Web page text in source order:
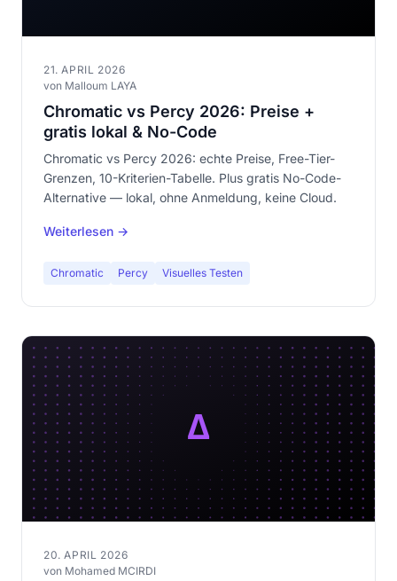
21. APRIL 2026
von Malloum LAYA
Chromatic vs Percy 2026: Preise +
gratis lokal & No-Code
Chromatic vs Percy 2026: echte Preise, Free-Tier-
Grenzen, 10-Kriterien-Tabelle. Plus gratis No-Code-
Alternative — lokal, ohne Anmeldung, keine Cloud.
Weiterlesen →
Chromatic Percy Visuelles Testen
20. APRIL 2026
von Mohamed MCIRDI